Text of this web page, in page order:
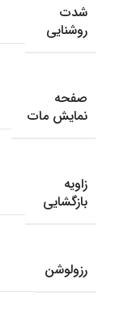
شدت
روشنایی
صفحه
نمایش مات
زاویه
بازگشایی
رزولوشن